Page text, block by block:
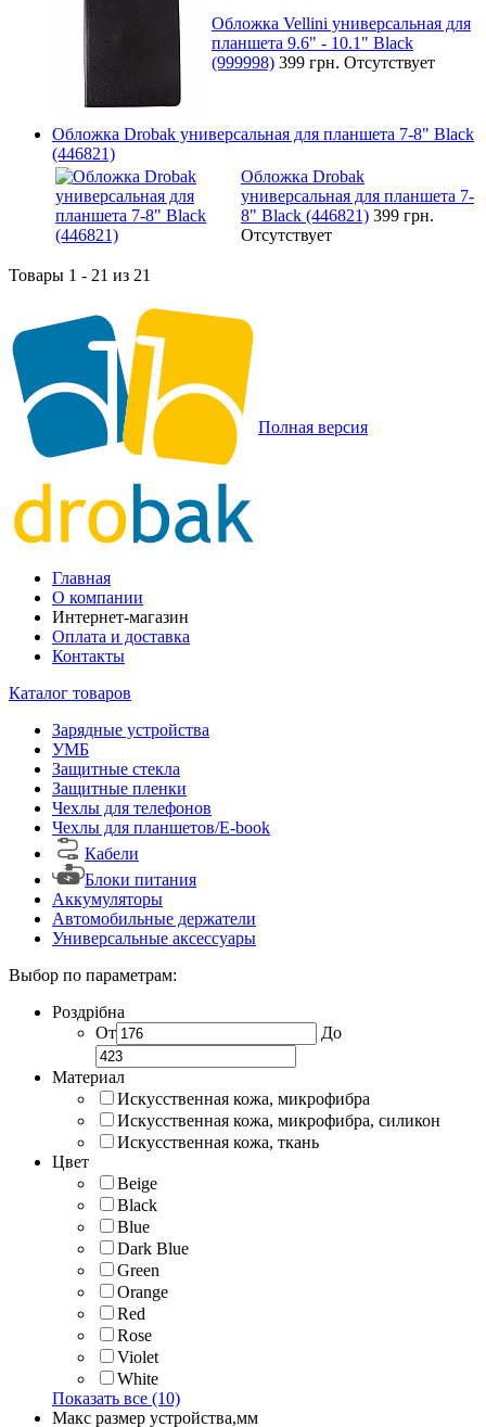
Обложка Vellini универсальная для
планшета 9.6" - 10.1" Black
(999998) 399 грн. Отсутствует
Обложка Drobak универсальная для планшета 7-8" Black
(446821)
Обложка Drobak
универсальная для планшета 7-
8" Black (446821) 399 грн.
Отсутствует
Товары 1 - 21 из 21
Полная версия
Главная
О компании
Интернет-магазин
Оплата и доставка
Контакты
Каталог товаров
Зарядные устройства
УМБ
Защитные стекла
Защитные пленки
Чехлы для телефонов
Чехлы для планшетов/E-book
Кабели
Блоки питания
Аккумуляторы
Автомобильные держатели
Универсальные аксессуары
Выбор по параметрам:
Роздрібна
От
До
Материал
Искусственная кожа, микрофибра
Искусственная кожа, микрофибра, силикон
Искусственная кожа, ткань
Цвет
Beige
Black
Blue
Dark Blue
Green
Orange
Red
Rose
Violet
White
Показать все (10)
Макс размер устройства,мм